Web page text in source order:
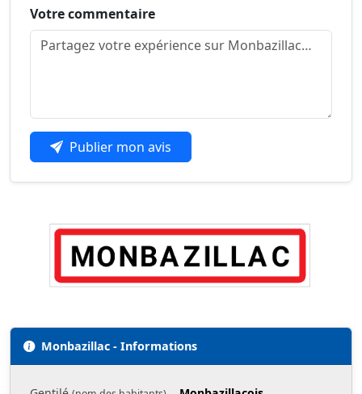
Votre commentaire
Publier mon avis
Monbazillac - Informations